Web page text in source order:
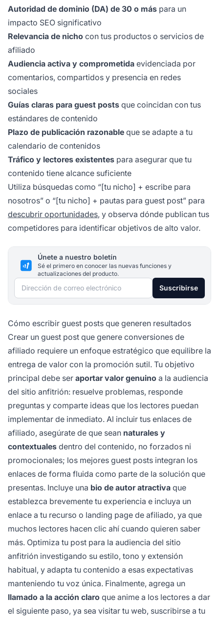
Autoridad de dominio (DA) de 30 o más para un
impacto SEO significativo
Relevancia de nicho con tus productos o servicios de
afiliado
Audiencia activa y comprometida evidenciada por
comentarios, compartidos y presencia en redes
sociales
Guías claras para guest posts que coincidan con tus
estándares de contenido
Plazo de publicación razonable que se adapte a tu
calendario de contenidos
Tráfico y lectores existentes para asegurar que tu
contenido tiene alcance suficiente
Utiliza búsquedas como “[tu nicho] + escribe para
nosotros” o “[tu nicho] + pautas para guest post” para
descubrir oportunidades, y observa dónde publican tus
competidores para identificar objetivos de alto valor.
Únete a nuestro boletín
Sé el primero en conocer las nuevas funciones y
actualizaciones del producto.
Dirección de correo electrónico Suscribirse
Cómo escribir guest posts que generen resultados
Crear un guest post que genere conversiones de
afiliado requiere un enfoque estratégico que equilibre la
entrega de valor con la promoción sutil. Tu objetivo
principal debe ser aportar valor genuino a la audiencia
del sitio anfitrión: resuelve problemas, responde
preguntas y comparte ideas que los lectores puedan
implementar de inmediato. Al incluir tus enlaces de
afiliado, asegúrate de que sean naturales y
contextuales dentro del contenido, no forzados ni
promocionales; los mejores guest posts integran los
enlaces de forma fluida como parte de la solución que
presentas. Incluye una bio de autor atractiva que
establezca brevemente tu experiencia e incluya un
enlace a tu recurso o landing page de afiliado, ya que
muchos lectores hacen clic ahí cuando quieren saber
más. Optimiza tu post para la audiencia del sitio
anfitrión investigando su estilo, tono y extensión
habitual, y adapta tu contenido a esas expectativas
manteniendo tu voz única. Finalmente, agrega un
llamado a la acción claro que anime a los lectores a dar
el siguiente paso, ya sea visitar tu web, suscribirse a tu